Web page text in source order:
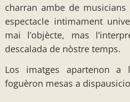
charran ambe de musicians
espectacle intimament
mai l’objècte, mas
descalada de nòstre temps.
Los imatges apartenon a
foguèron mesas a